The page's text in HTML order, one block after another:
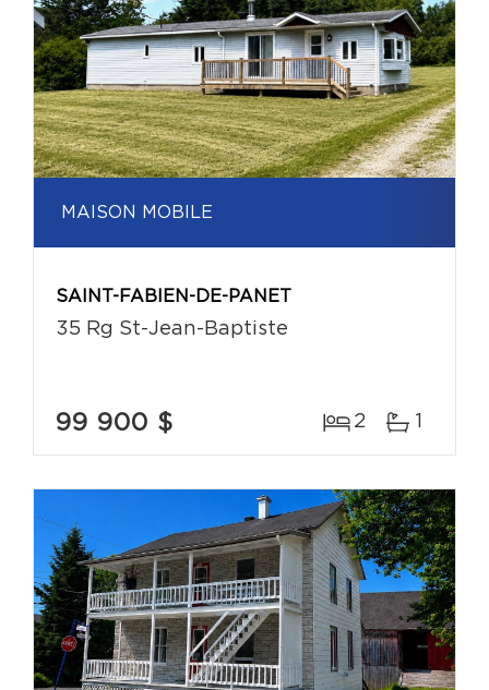
MAISON MOBILE
SAINT-FABIEN-DE-PANET
35 Rg St-Jean-Baptiste
99 900 $ 2 1